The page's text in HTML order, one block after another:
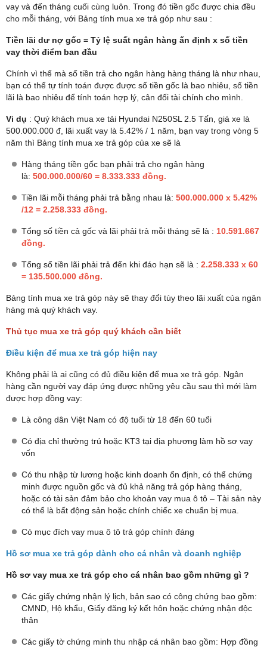
vay và đến tháng cuối cùng luôn. Trong đó tiền gốc được chia đều
cho mỗi tháng, với Bảng tính mua xe trả góp như sau :
Tiền lãi dư nợ gốc = Tỷ lệ suất ngân hàng ấn định x số tiền
vay thời điểm ban đầu
Chính vì thế mà số tiền trả cho ngân hàng hàng tháng là như nhau,
bạn có thể tự tính toán được được số tiền gốc là bao nhiêu, số tiền
lãi là bao nhiêu để tính toán hợp lý, cân đối tài chính cho mình.
Vi dụ : Quý khách mua xe tải Hyundai N250SL 2.5 Tấn, giá xe là
500.000.000 đ, lãi xuất vay là 5.42% / 1 năm, bạn vay trong vòng 5
năm thì Bảng tính mua xe trả góp của xe sẽ là
Hàng tháng tiền gốc bạn phải trả cho ngân hàng
là: 500.000.000/60 = 8.333.333 đồng.
Tiền lãi mỗi tháng phải trả bằng nhau là: 500.000.000 x 5.42%
/12 = 2.258.333 đồng.
Tổng số tiền cả gốc và lãi phải trả mỗi tháng sẽ là : 10.591.667
đồng.
Tổng số tiền lãi phải trả đến khi đáo hạn sẽ là : 2.258.333 x 60
= 135.500.000 đồng.
Bảng tính mua xe trả góp này sẽ thay đổi tùy theo lãi xuất của ngân
hàng mà quý khách vay.
Thủ tục mua xe trả góp quý khách cần biết
Điều kiện để mua xe trả góp hiện nay
Không phải là ai cũng có đủ điều kiện để mua xe trả góp. Ngân
hàng cần người vay đáp ứng được những yêu cầu sau thì mới làm
được hợp đồng vay:
Là công dân Việt Nam có độ tuổi từ 18 đến 60 tuổi
Có địa chỉ thường trú hoặc KT3 tại địa phương làm hồ sơ vay
vốn
Có thu nhập từ lương hoặc kinh doanh ổn định, có thể chứng
minh được nguồn gốc và đủ khả năng trả góp hàng tháng,
hoặc có tài sản đảm bảo cho khoản vay mua ô tô – Tài sản này
có thể là bất động sản hoặc chính chiếc xe chuẩn bị mua.
Có mục đích vay mua ô tô trả góp chính đáng
Hồ sơ mua xe trả góp dành cho cá nhân và doanh nghiệp
Hồ sơ vay mua xe trả góp cho cá nhân bao gồm những gì ?
Các giấy chứng nhận lý lịch, bản sao có công chứng bao gồm:
CMND, Hộ khẩu, Giấy đăng ký kết hôn hoặc chứng nhận độc
thân
Các giấy tờ chứng minh thu nhập cá nhân bao gồm: Hợp đồng